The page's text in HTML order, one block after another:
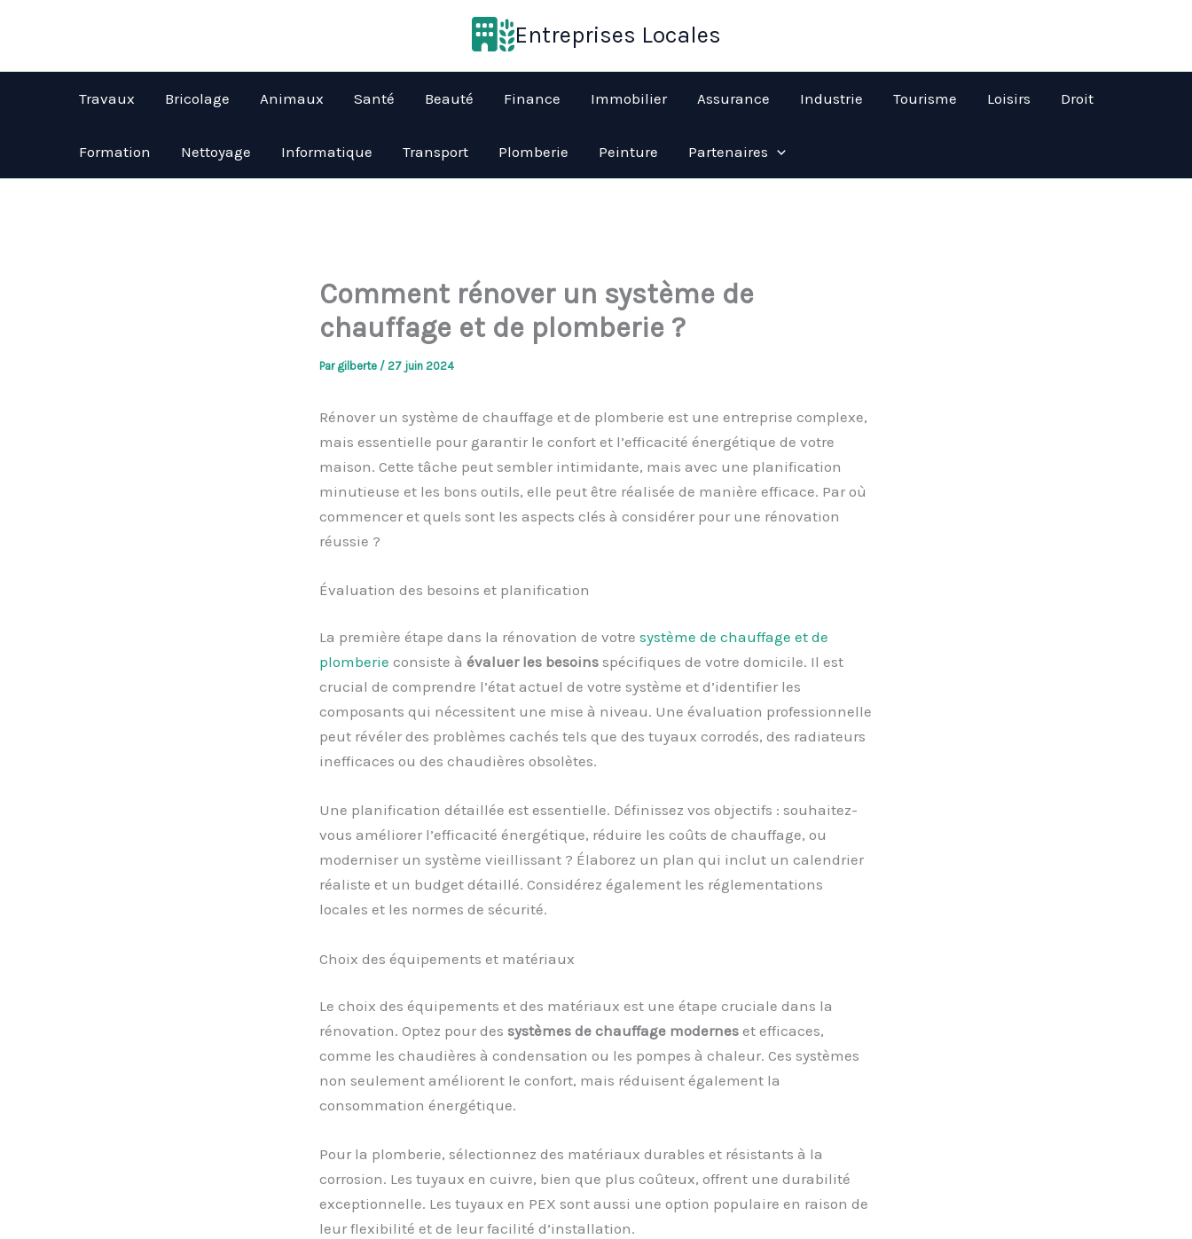
Entreprises Locales
Travaux Bricolage Animaux Santé Beauté Finance Immobilier Assurance Industrie Tourisme Loisirs Droit
Formation Nettoyage Informatique Transport Plomberie Peinture Partenaires
Comment rénover un système de
chauffage et de plomberie ?
Par gilberte / 27 juin 2024
Rénover un système de chauffage et de plomberie est une entreprise complexe,
mais essentielle pour garantir le confort et l’efficacité énergétique de votre
maison. Cette tâche peut sembler intimidante, mais avec une planification
minutieuse et les bons outils, elle peut être réalisée de manière efficace. Par où
commencer et quels sont les aspects clés à considérer pour une rénovation
réussie ?
Évaluation des besoins et planification
La première étape dans la rénovation de votre système de chauffage et de
plomberie consiste à évaluer les besoinsspécifiques de votre domicile. Il est
crucial de comprendre l’état actuel de votre système et d’identifier les
composants qui nécessitent une mise à niveau. Une évaluation professionnelle
peut révéler des problèmes cachés tels que des tuyaux corrodés, des radiateurs
inefficaces ou des chaudières obsolètes.
Une planification détaillée est essentielle. Définissez vos objectifs : souhaitez-
vous améliorer l’efficacité énergétique, réduire les coûts de chauffage, ou
moderniser un système vieillissant ? Élaborez un plan qui inclut un calendrier
réaliste et un budget détaillé. Considérez également les réglementations
locales et les normes de sécurité.
Choix des équipements et matériaux
Le choix des équipements et des matériaux est une étape cruciale dans la
rénovation. Optez pour des systèmes de chauffage moderneset efficaces,
comme les chaudières à condensation ou les pompes à chaleur. Ces systèmes
non seulement améliorent le confort, mais réduisent également la
consommation énergétique.
Pour la plomberie, sélectionnez des matériaux durables et résistants à la
corrosion. Les tuyaux en cuivre, bien que plus coûteux, offrent une durabilité
exceptionnelle. Les tuyaux en PEX sont aussi une option populaire en raison de
leur flexibilité et de leur facilité d’installation.